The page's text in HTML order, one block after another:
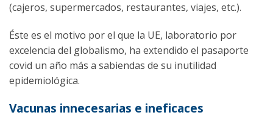
(cajeros, supermercados, restaurantes, viajes, etc.).
Éste es el motivo por el que la UE, laboratorio por
excelencia del globalismo, ha extendido el pasaporte
covid un año más a sabiendas de su inutilidad
epidemiológica.
Vacunas innecesarias e ineficaces